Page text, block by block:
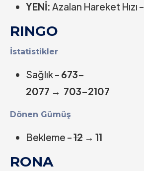
YENİ: Azalan Hareket Hızı
RINGO
İstatistikler
Sağlık –673-
2077 → 703-2107
Dönen Gümüş
Bekleme –12 → 11
RONA